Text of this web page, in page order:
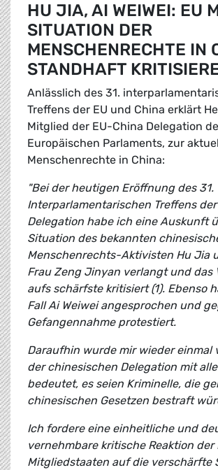
HU JIA, AI WEIWEI: EU
SITUATION DER
MENSCHENRECHTE IN
STANDHAFT
Anlässlich des 31.
Treffens der EU und China erklärt
Mitglied der EU-China Delegation
Europäischen Parlaments, zur
Menschenrechte in China:
"Bei der heutigen Eröffnung des 31.
Interparlamentarischen Treffens
Delegation habe ich eine Auskunft
Situation des bekannten
Menschenrechts-Aktivisten Hu Jia
Frau Zeng Jinyan verlangt und das
aufs schärfste kritisiert (1). Ebenso
Fall Ai Weiwei angesprochen und
Gefangennahme protestiert.
Daraufhin wurde mir wieder einmal
der chinesischen Delegation mit
bedeutet, es seien Kriminelle, die
chinesischen Gesetzen bestraft
Ich fordere eine einheitliche und
vernehmbare kritische Reaktion der
Mitgliedstaaten auf die verschärfte